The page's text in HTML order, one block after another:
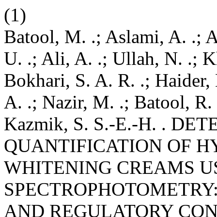
(1)
Batool, M. .; Aslami, A. .;
U. .; Ali, A. .; Ullah, N. .;
Bokhari, S. A. R. .;
A. .; Nazir, M. .; Batool,
Kazmik, S. S.-E.-H. .
QUANTIFICATION OF
WHITENING CREAMS
AND REGULATORY